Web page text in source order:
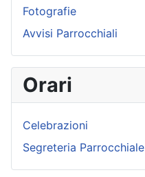
Fotografie
Avvisi Parrocchiali
Orari
Celebrazioni
Segreteria Parrocchiale